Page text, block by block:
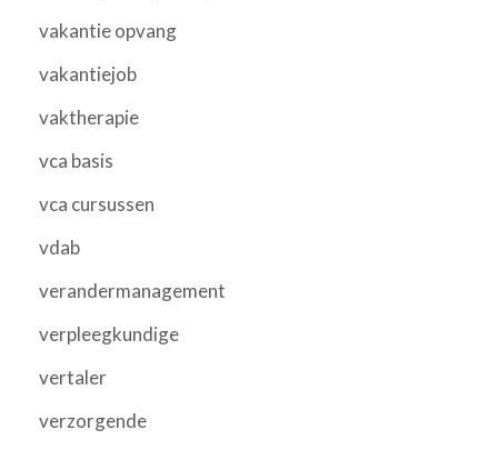
vakantie opvang
vakantiejob
vaktherapie
vca basis
vca cursussen
vdab
verandermanagement
verpleegkundige
vertaler
verzorgende